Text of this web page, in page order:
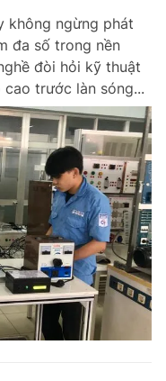
không ngừng phát
đa số trong nền
đòi hỏi kỹ thuật
trước làn sóng...